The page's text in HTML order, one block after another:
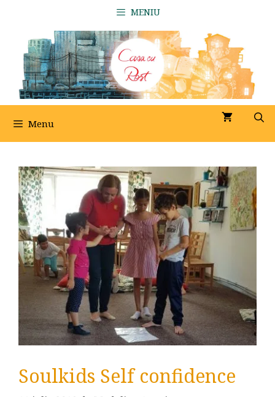
conținut
MENIU
Menu
Soulkids Self confidence